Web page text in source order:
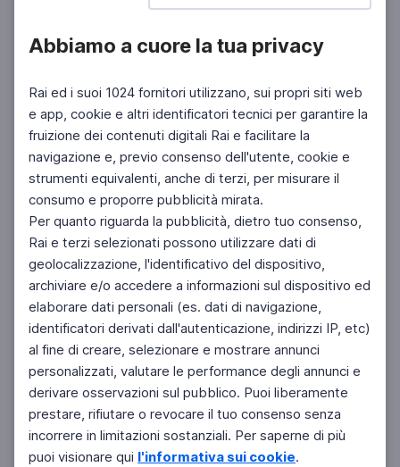
Abbiamo a cuore la tua privacy
Rai ed i suoi 1024 fornitori utilizzano, sui propri siti web
e app, cookie e altri identificatori tecnici per garantire la
fruizione dei contenuti digitali Rai e facilitare la
navigazione e, previo consenso dell'utente, cookie e
strumenti equivalenti, anche di terzi, per misurare il
consumo e proporre pubblicità mirata.
Per quanto riguarda la pubblicità, dietro tuo consenso,
Rai e terzi selezionati possono utilizzare dati di
geolocalizzazione, l'identificativo del dispositivo,
archiviare e/o accedere a informazioni sul dispositivo ed
elaborare dati personali (es. dati di navigazione,
identificatori derivati dall'autenticazione, indirizzi IP, etc)
al fine di creare, selezionare e mostrare annunci
personalizzati, valutare le performance degli annunci e
derivare osservazioni sul pubblico. Puoi liberamente
prestare, rifiutare o revocare il tuo consenso senza
incorrere in limitazioni sostanziali. Per saperne di più
puoi visionare qui l'informativa sui cookie.
Facebook Instagram Twitter